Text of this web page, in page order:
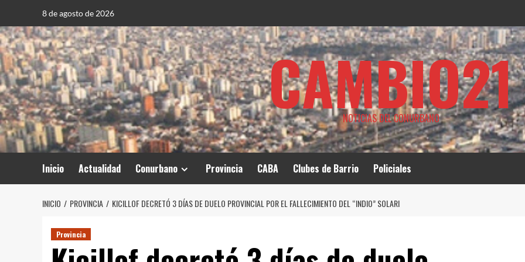
contenido
8 de agosto de 2026
CAMBIO21
NOTICIAS DEL CONURBANO
Inicio Actualidad Conurbano Provincia CABA Clubes de Barrio Policiales
INICIO PROVINCIA KICILLOF DECRETÓ 3 DÍAS DE DUELO PROVINCIAL POR EL FALLECIMIENTO DEL “INDIO” SOLARI
Provincia